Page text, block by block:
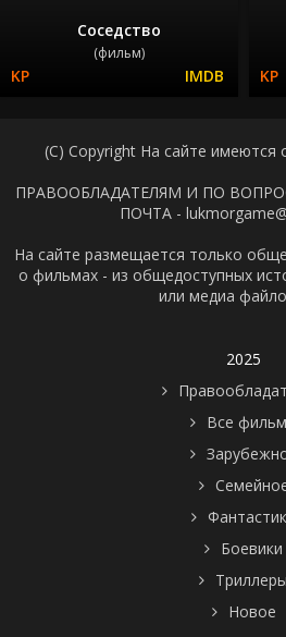
Соседство
(фильм)
(C) Copyright На сайте имеются
ПРАВООБЛАДАТЕЛЯМ И ПО
ПОЧТА -
На сайте размещается только
о фильмах - из общедоступных
или медиа
2025
Все
Боевики
Триллеры
Новое